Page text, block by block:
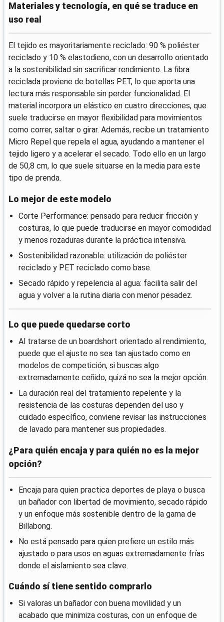
Materiales y tecnología, en qué se traduce en
uso real
El tejido es mayoritariamente reciclado: 90 % poliéster
reciclado y 10 % elastodieno, con un desarrollo orientado
a la sostenibilidad sin sacrificar rendimiento. La fibra
reciclada proviene de botellas PET, lo que aporta una
lectura más responsable sin perder funcionalidad. El
material incorpora un elástico en cuatro direcciones, que
suele traducirse en mayor flexibilidad para movimientos
como correr, saltar o girar. Además, recibe un tratamiento
Micro Repel que repela el agua, ayudando a mantener el
tejido ligero y a acelerar el secado. Todo ello en un largo
de 50,8 cm, lo que suele situarse en la media para este
tipo de prenda.
Lo mejor de este modelo
Corte Performance: pensado para reducir fricción y
costuras, lo que puede traducirse en mayor comodidad
y menos rozaduras durante la práctica intensiva.
Sostenibilidad razonable: utilización de poliéster
reciclado y PET reciclado como base.
Secado rápido y repelencia al agua: facilita salir del
agua y volver a la rutina diaria con menor pesadez.
Lo que puede quedarse corto
Al tratarse de un boardshort orientado al rendimiento,
puede que el ajuste no sea tan ajustado como en
modelos de competición, si buscas algo
extremadamente ceñido, quizá no sea la mejor opción.
La duración real del tratamiento repelente y la
resistencia de las costuras dependen del uso y
cuidado específico, conviene revisar las instrucciones
de lavado para mantener sus propiedades.
¿Para quién encaja y para quién no es la mejor
opción?
Encaja para quien practica deportes de playa o busca
un bañador con libertad de movimiento, secado rápido
y un enfoque más sostenible dentro de la gama de
Billabong.
No está pensado para quien prefiere un estilo más
ajustado o para usos en aguas extremadamente frías
donde el aislamiento sea clave.
Cuándo sí tiene sentido comprarlo
Si valoras un bañador con buena movilidad y un
acabado que minimiza costuras, con un enfoque de